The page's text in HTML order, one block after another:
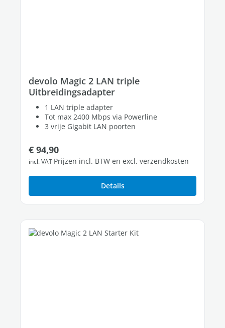
devolo Magic 2 LAN triple
Uitbreidingsadapter
1 LAN triple adapter
Tot max 2400 Mbps via Powerline
3 vrije Gigabit LAN poorten
Normale prijs:
€ 94,90
incl. VAT Prijzen incl. BTW en excl. verzendkosten
Details